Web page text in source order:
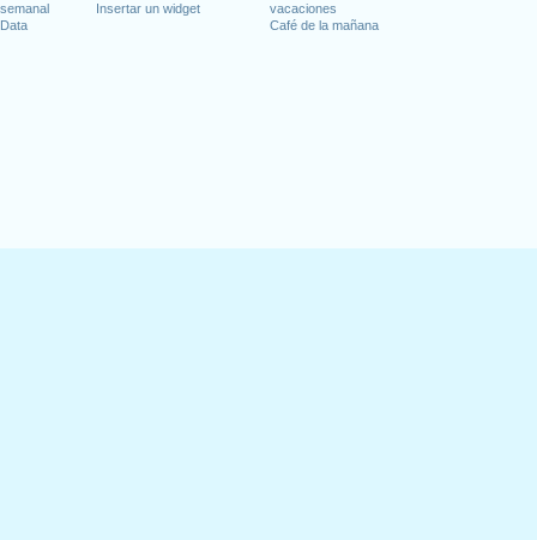
semanal
Data
Insertar un widget
vacaciones
Café de la mañana